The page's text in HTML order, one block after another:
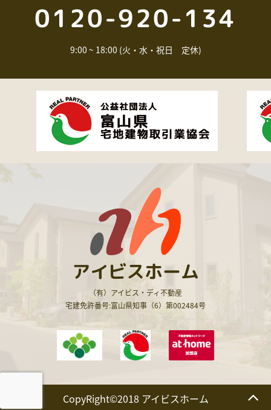
0120-920-134
9:00 ~ 18:00 (火・水・祝日 定休)
アイビスホーム
（有）アイビス・ディ不動産
宅建免許番号:富山県知事（6）第002484号
CopyRight©2018 アイビスホーム